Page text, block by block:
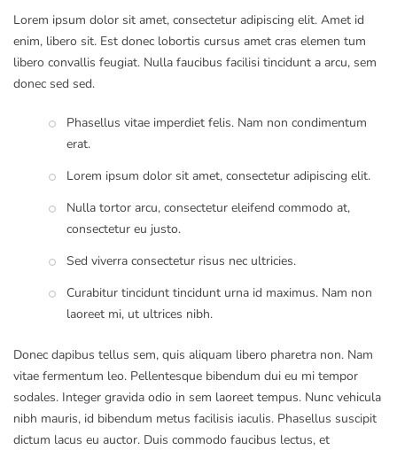
Lorem ipsum dolor sit amet, consectetur adipiscing elit. Amet id
enim, libero sit. Est donec lobortis cursus amet cras elemen tum
libero convallis feugiat. Nulla faucibus facilisi tincidunt a arcu, sem
donec sed sed.
Phasellus vitae imperdiet felis. Nam non condimentum
erat.
Lorem ipsum dolor sit amet, consectetur adipiscing elit.
Nulla tortor arcu, consectetur eleifend commodo at,
consectetur eu justo.
Sed viverra consectetur risus nec ultricies.
Curabitur tincidunt tincidunt urna id maximus. Nam non
laoreet mi, ut ultrices nibh.
Donec dapibus tellus sem, quis aliquam libero pharetra non. Nam
vitae fermentum leo. Pellentesque bibendum dui eu mi tempor
sodales. Integer gravida odio in sem laoreet tempus. Nunc vehicula
nibh mauris, id bibendum metus facilisis iaculis. Phasellus suscipit
dictum lacus eu auctor. Duis commodo faucibus lectus, et